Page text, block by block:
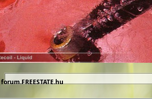
forum.FREESTATE.hu